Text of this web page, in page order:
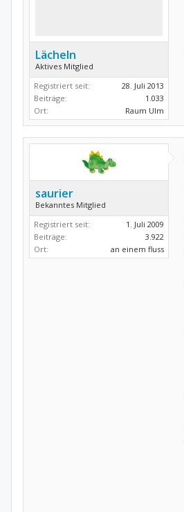
Lächeln
Aktives Mitglied
Registriert seit:
28. Juli 2013
Beiträge:
1.033
Ort:
Raum Ulm
saurier
Bekanntes Mitglied
Registriert seit:
1. Juli 2009
Beiträge:
3.922
Ort:
an einem fluss